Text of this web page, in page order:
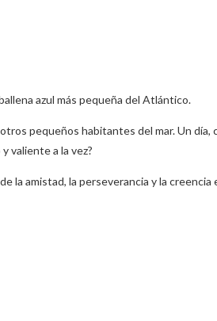
azul más pequeña del Atlántico.
pequeños habitantes del mar. Un
valiente a la vez?
la amistad, la perseverancia y la